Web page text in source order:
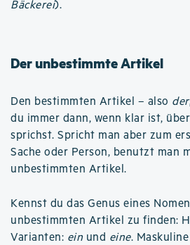
Bäckerei).
Der unbestimmte Artikel
Den bestimmten Artikel – also der
du immer dann, wenn klar ist,
sprichst. Spricht man aber zum
Sache oder Person, benutzt man
unbestimmten Artikel.
Kennst du das Genus eines
unbestimmten Artikel zu finden:
Varianten: ein und eine.